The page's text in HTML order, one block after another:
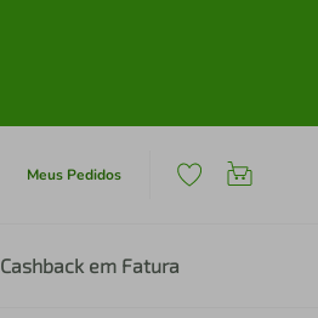
Meus Pedidos
Cashback em Fatura